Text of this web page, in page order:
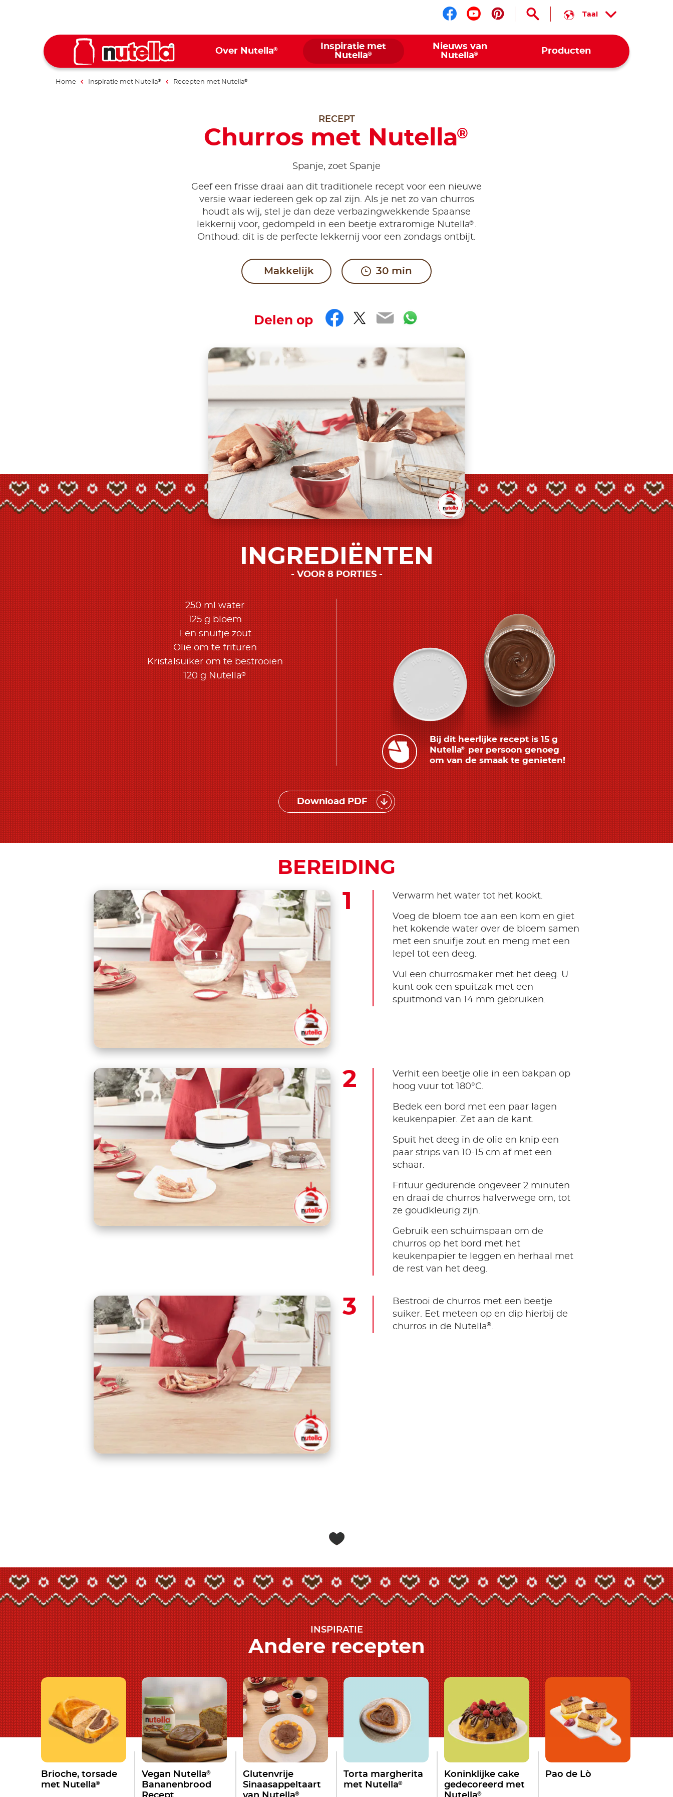
Volg ons op facebook
Volg ons op youtube
Volg ons op pinterest
Taal
Over Nutella®
Inspiratie met
Nutella®
Nieuws van
Nutella® Producten
Home Inspiratie met Nutella® Recepten met Nutella®
RECEPT
Churros met Nutella®
Spanje, zoet Spanje
Geef een frisse draai aan dit traditionele recept voor een nieuwe
versie waar iedereen gek op zal zijn. Als je net zo van churros
houdt als wij, stel je dan deze verbazingwekkende Spaanse
lekkernij voor, gedompeld in een beetje extraromige Nutella® .
Onthoud: dit is de perfecte lekkernij voor een zondags ontbijt.
Makkelijk 30 min
Delen op Facebook
Twitter
EmailWhatsApp
INGREDIËNTEN
VOOR 8 PORTIES
250 ml water
125 g bloem
Een snuifje zout
Olie om te frituren
Kristalsuiker om te bestrooien
120 g Nutella®
Bij dit heerlijke recept is 15 g
Nutella®per persoon genoeg
om van de smaak te genieten!
Download PDF
BEREIDING
Verwarm het water tot het kookt.
Voeg de bloem toe aan een kom en giet
het kokende water over de bloem samen
met een snuifje zout en meng met een
lepel tot een deeg.
Vul een churrosmaker met het deeg. U
kunt ook een spuitzak met een
spuitmond van 14 mm gebruiken.
Verhit een beetje olie in een bakpan op
hoog vuur tot 180°C.
Bedek een bord met een paar lagen
keukenpapier. Zet aan de kant.
Spuit het deeg in de olie en knip een
paar strips van 10-15 cm af met een
schaar.
Frituur gedurende ongeveer 2 minuten
en draai de churros halverwege om, tot
ze goudkleurig zijn.
Gebruik een schuimspaan om de
churros op het bord met het
keukenpapier te leggen en herhaal met
de rest van het deeg.
Bestrooi de churros met een beetje
suiker. Eet meteen op en dip hierbij de
churros in de Nutella® .
INSPIRATIE
Andere recepten
Brioche, torsade
met Nutella®
Vegan Nutella®
Bananenbrood
Glutenvrije
Sinaasappeltaart
®
Torta margherita
met Nutella®
Koninklijke cake
gedecoreerd met
®
Pao de Lò